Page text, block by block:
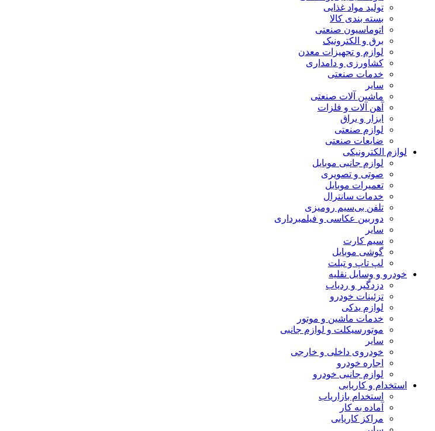
تولید مواد غذایی
بسته بندی کالا
اتوماسیون صنعتی
برق و الکترونیک
لوازم و تجهیزات معدن
کشاورزی و دامداری
خدمات صنعتی
سایر
ماشین آلات صنعتی
آهن آلات و فلزات
ابزار و یراق
لوازم صنعتی
ضایعات صنعتی
لوازم الکترونیکی
لوازم جانبی موبایل
صوتی و تصویری
تعمیرات موبایل
خدمات سانترال
تلفن بی‌سیم رومیزی
دوربین عکاسی و فیلمبرداری
سایر
سیم کارت
گوشی موبایل
لپ تاپ و تبلت
خودرو و وسایل نقلیه
دزدگیر و ردیاب
تزئینات خودرو
لوازم یدکی
خدمات ماشین و موتور
موتورسیکلت و لوازم جانبی
سایر
خودروی داخلی و خارجی
اجاره خودرو
لوازم جانبی خودرو
استخدام و کاریابی
استخدام بازاریاب
آماده به کار
مراکز کاریابی